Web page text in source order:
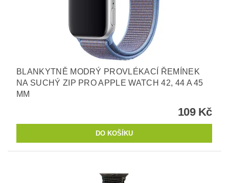
BLANKYTNĚ MODRÝ PROVLÉKACÍ ŘEMÍNEK
NA SUCHÝ ZIP PRO APPLE WATCH 42, 44 A 45
MM
109 Kč